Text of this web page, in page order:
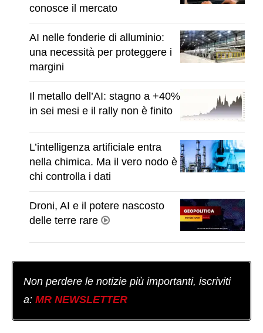
conosce il mercato
AI nelle fonderie di alluminio:
una necessità per proteggere i
margini
Il metallo dell’AI: stagno a +40%
in sei mesi e il rally non è finito
L’intelligenza artificiale entra
nella chimica. Ma il vero nodo è
chi controlla i dati
Droni, AI e il potere nascosto
delle terre rare
Non perdere le notizie più importanti, iscriviti
a: MR NEWSLETTER